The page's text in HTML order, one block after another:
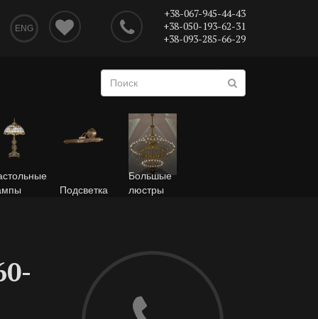
ENG
+38-067-945-44-43
+38-050-193-62-31
+38-093-285-66-29
Подсветка
Большые
люстры